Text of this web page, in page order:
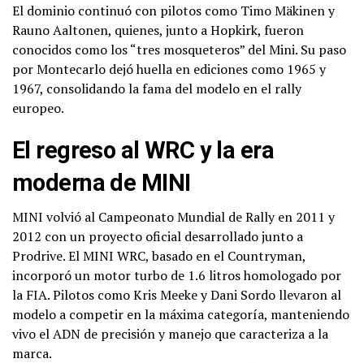
El dominio continuó con pilotos como Timo Mäkinen y
Rauno Aaltonen, quienes, junto a Hopkirk, fueron
conocidos como los “tres mosqueteros” del Mini. Su paso
por Montecarlo dejó huella en ediciones como 1965 y
1967, consolidando la fama del modelo en el rally
europeo.
El regreso al WRC y la era
moderna de MINI
MINI volvió al Campeonato Mundial de Rally en 2011 y
2012 con un proyecto oficial desarrollado junto a
Prodrive. El MINI WRC, basado en el Countryman,
incorporó un motor turbo de 1.6 litros homologado por
la FIA. Pilotos como Kris Meeke y Dani Sordo llevaron al
modelo a competir en la máxima categoría, manteniendo
vivo el ADN de precisión y manejo que caracteriza a la
marca.